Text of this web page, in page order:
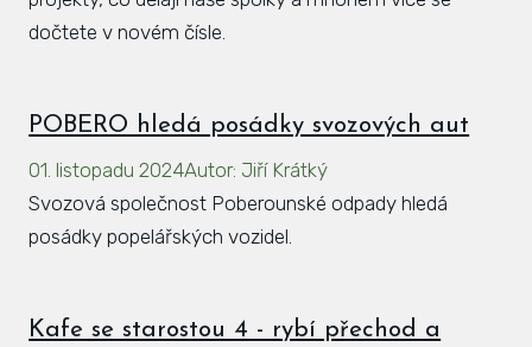
dočtete v novém čísle.
POBERO hledá posádky svozových aut
01. listopadu 2024Autor: Jiří Krátký
Svozová společnost Poberounské odpady hledá
posádky popelářských vozidel.
Kafe se starostou 4 - rybí přechod a